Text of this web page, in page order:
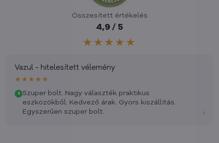
Összesített értékelés
4,9 / 5
★★★★★
Vazul - hitelesített vélemény
★★★★★
+ Szuper bolt. Nagy választék praktikus
eszközökből. Kedvező árak. Gyors kiszállítás.
Egyszerűen szuper bolt.
›